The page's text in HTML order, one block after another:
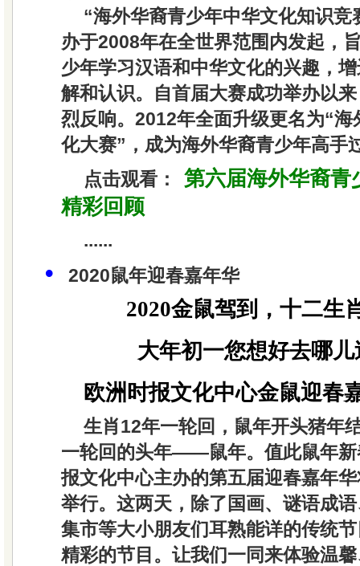
“海外华裔青少年中华文化知识竞
办于2008年在全世界范围内发起，
少年学习汉语和中华文化的兴趣，
解和认识。自首届大赛成功举办以
烈反响。2012年全面升级更名为“
化大赛”，成为海外华裔青少年高手
点击观看：
第六届海外华裔青
精彩回顾
......
• 2020鼠年迎春嘉年华
2020金鼠驾到，十二生
大年初一您想好去哪
欧洲时报文化中心金鼠迎春
生肖12年一轮回，鼠年开头猪年
一轮回的头年——鼠年。值此鼠年新
报文化中心主办的第五届迎春嘉年
举行。这两天，除了国画、谜语成
集市等大小朋友们耳熟能详的传统
精彩的节目。让我们一同来体验温